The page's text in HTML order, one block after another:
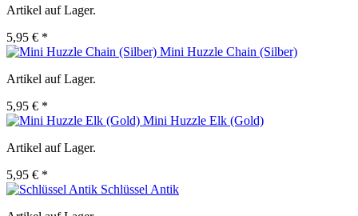
Artikel auf Lager.
5,95 € *
Mini Huzzle Chain (Silber)
Artikel auf Lager.
5,95 € *
Mini Huzzle Elk (Gold)
Artikel auf Lager.
5,95 € *
Schlüssel Antik